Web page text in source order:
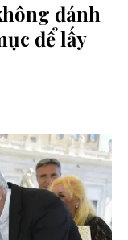
đánh
để lấy